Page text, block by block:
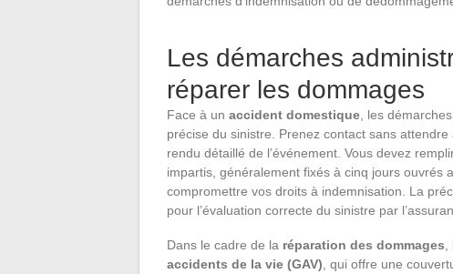
Les démarches
réparer les dommages
Face à un accident domestique , les
précise du sinistre. Prenez contact sans attendre
rendu détaillé de l’événement. Vous devez
impartis, généralement fixés à cinq jours ouvrés
compromettre vos droits à indemnisation. La
pour l’évaluation correcte du sinistre par
Dans le cadre de la réparation des dommages
accidents de la vie (GAV) , qui offre une